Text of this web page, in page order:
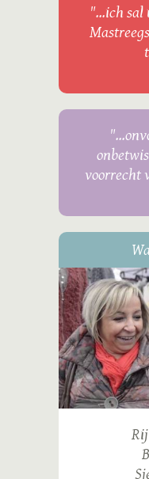
"...ich sal
voorrecht